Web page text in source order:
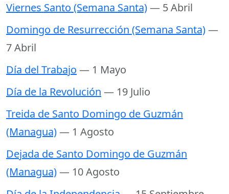
Viernes Santo (Semana Santa)— 5 Abril
Domingo de Resurrección (Semana Santa)—
7 Abril
Día del Trabajo — 1 Mayo
Día de la Revolución — 19 Julio
Treida de Santo Domingo de Guzmán
(Managua)— 1 Agosto
Dejada de Santo Domingo de Guzmán
(Managua)— 10 Agosto